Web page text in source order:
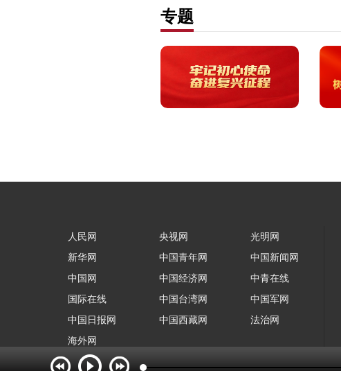
专题
人民网
新华网
中国网
国际在线
中国日报网
海外网
央视网
中国青年网
中国经济网
中国台湾网
中国西藏网
光明网
中国新闻网
中青在线
中国军网
法治网